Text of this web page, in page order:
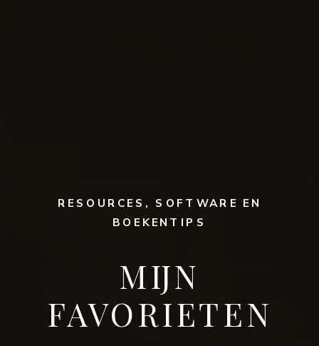
MIJN
FAVORIETEN
RESOURCES, SOFTWARE EN
BOEKENTIPS